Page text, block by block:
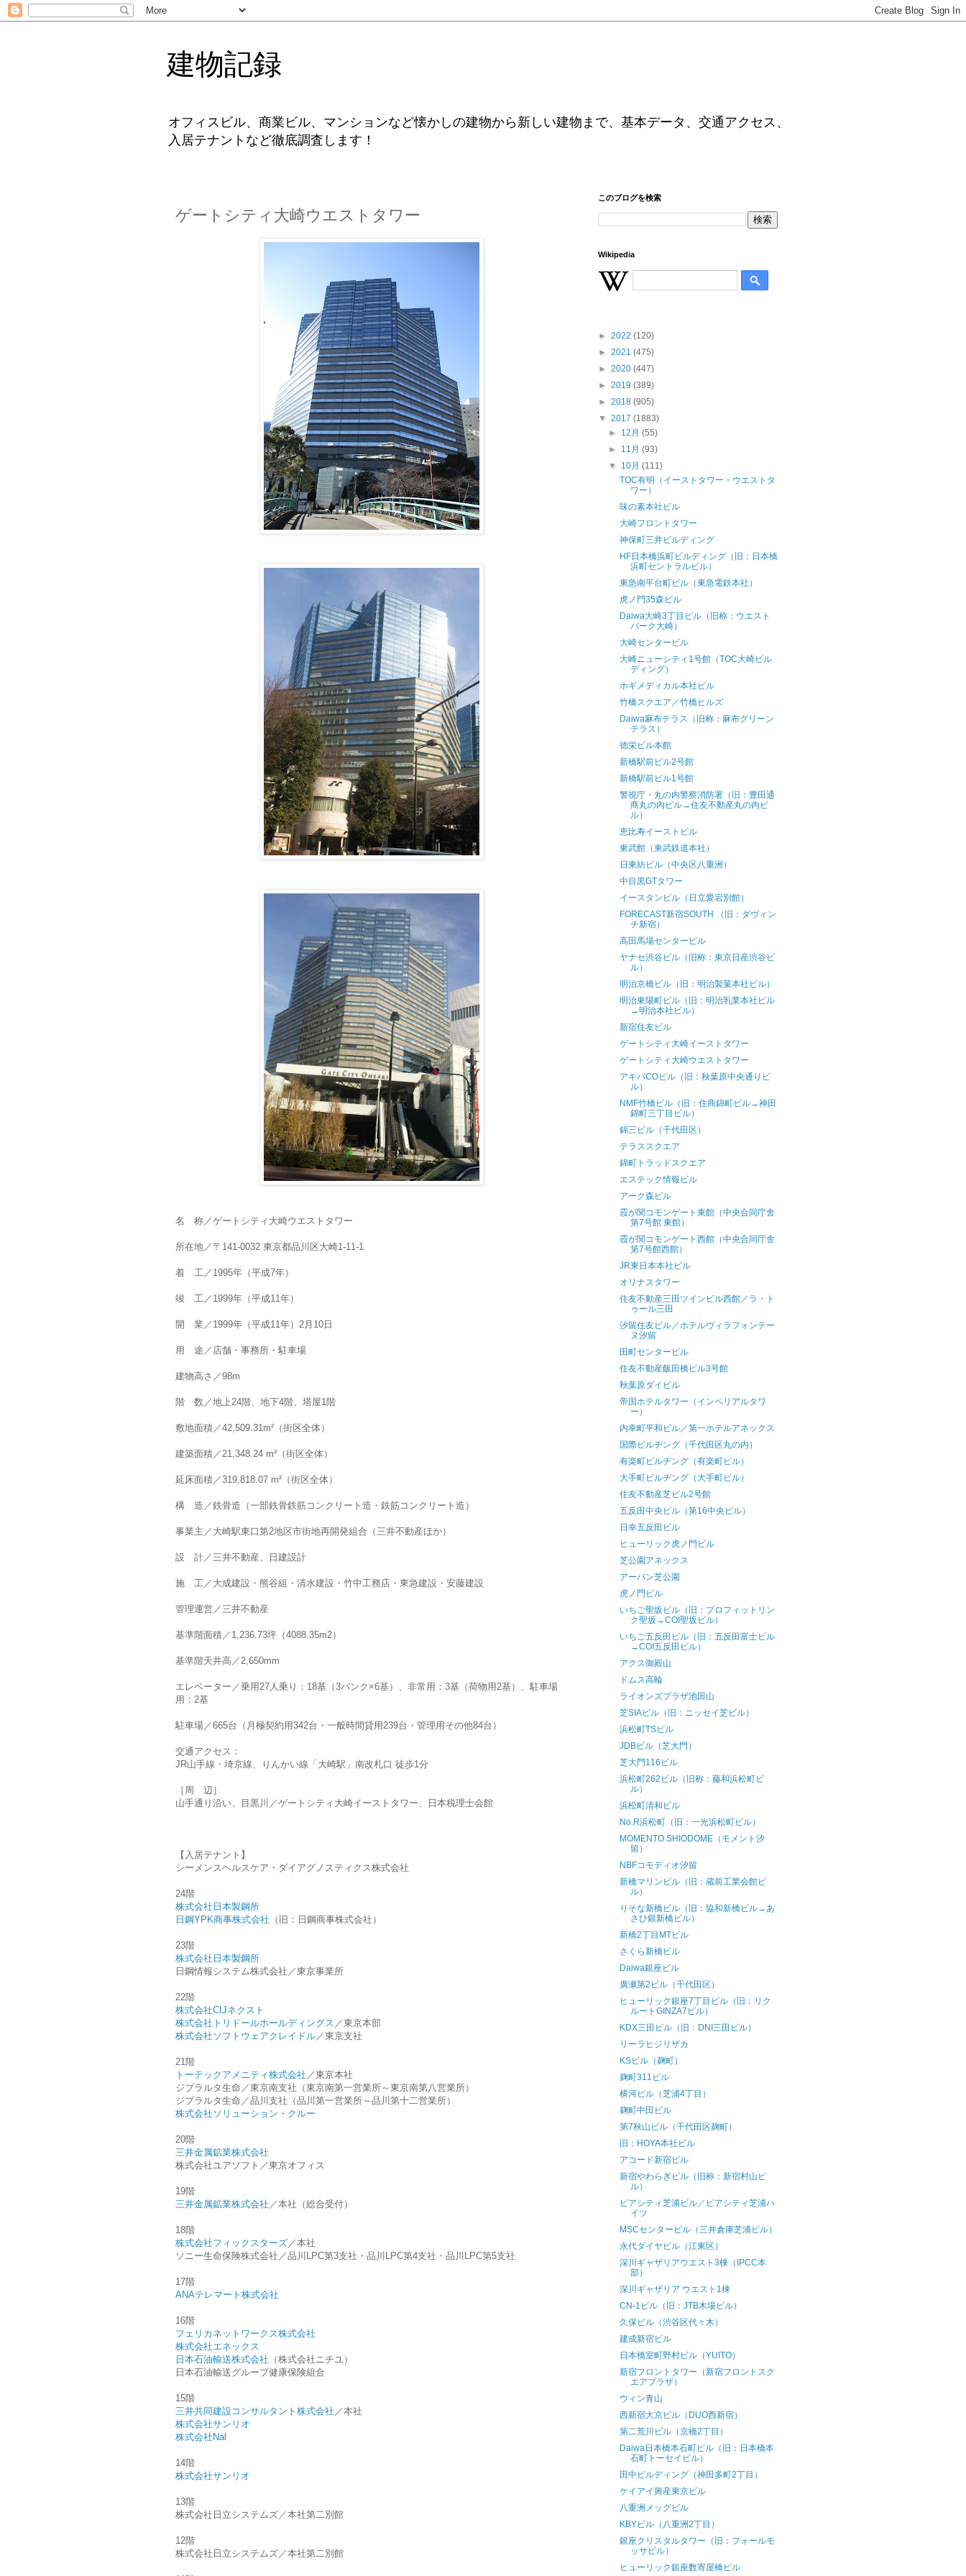
建物記録
オフィスビル、商業ビル、マンションなど懐かしの建物から新しい建物まで、基本データ、交通アクセス、
入居テナントなど徹底調査します！
ゲートシティ大崎ウエストタワー
名 称／ゲートシティ大崎ウエストタワー
所在地／〒141-0032 東京都品川区大崎1-11-1
着 工／1995年（平成7年）
竣 工／1999年（平成11年）
開 業／1999年（平成11年）2月10日
用 途／店舗・事務所・駐車場
建物高さ／98m
階 数／地上24階、地下4階、塔屋1階
敷地面積／42,509.31m²（街区全体）
建築面積／21,348.24 m²（街区全体）
延床面積／319,818.07 m²（街区全体）
構 造／鉄骨造（一部鉄骨鉄筋コンクリート造・鉄筋コンクリート造）
事業主／大崎駅東口第2地区市街地再開発組合（三井不動産ほか）
設 計／三井不動産、日建設計
施 工／大成建設・熊谷組・清水建設・竹中工務店・東急建設・安藤建設
管理運営／三井不動産
基準階面積／1,236.73坪（4088.35m2）
基準階天井高／2,650mm
エレベーター／乗用27人乗り：18基（3バンク×6基）、非常用：3基（荷物用2基）、駐車場
用：2基
駐車場／665台（月極契約用342台・一般時間貸用239台・管理用その他84台）
交通アクセス：
JR山手線・埼京線、りんかい線「大崎駅」南改札口 徒歩1分
［周 辺］
山手通り沿い、目黒川／ゲートシティ大崎イーストタワー、日本税理士会館
【入居テナント】
シーメンスヘルスケア・ダイアグノスティクス株式会社
24階
株式会社日本製鋼所
日鋼YPK商事株式会社 （旧：日鋼商事株式会社）
23階
株式会社日本製鋼所
日鋼情報システム株式会社／東京事業所
22階
株式会社CIJネクスト
株式会社トリドールホールディングス ／東京本部
株式会社ソフトウェアクレイドル ／東京支社
21階
トーテックアメニティ株式会社 ／東京本社
ジブラルタ生命／東京南支社（東京南第一営業所～東京南第八営業所）
ジブラルタ生命／品川支社（品川第一営業所～品川第十二営業所）
株式会社ソリューション・クルー
20階
三井金属鉱業株式会社
株式会社ユアソフト／東京オフィス
19階
三井金属鉱業株式会社 ／本社（総合受付）
18階
株式会社フィックスターズ ／本社
ソニー生命保険株式会社／品川LPC第3支社・品川LPC第4支社・品川LPC第5支社
17階
ANAテレマート株式会社
16階
フェリカネットワークス株式会社
株式会社エネックス
日本石油輸送株式会社 （株式会社ニチユ）
日本石油輸送グループ健康保険組合
15階
三井共同建設コンサルタント株式会社 ／本社
株式会社サンリオ
株式会社Nal
14階
株式会社サンリオ
13階
株式会社日立システムズ／本社第二別館
12階
株式会社日立システムズ／本社第二別館
このブログを検索
Wikipedia
► 2022 (120)
► 2021 (475)
► 2020 (447)
► 2019 (389)
► 2018 (905)
▼ 2017 (1883)
► 12月(55)
► 11月(93)
▼ 10月(111)
TOC有明（イーストタワー・ウエストタ
ワー）
味の素本社ビル
大崎フロントタワー
神保町三井ビルディング
HF日本橋浜町ビルディング（旧：日本橋
浜町セントラルビル）
東急南平台町ビル（東急電鉄本社）
虎ノ門35森ビル
Daiwa大崎3丁目ビル（旧称：ウエスト
パーク大崎）
大崎センタービル
大崎ニューシティ1号館（TOC大崎ビル
ディング）
ホギメディカル本社ビル
竹橋スクエア／竹橋ヒルズ
Daiwa麻布テラス（旧称：麻布グリーン
テラス）
徳栄ビル本館
新橋駅前ビル2号館
新橋駅前ビル1号館
警視庁・丸の内警察消防署（旧：豊田通
商丸の内ビル→住友不動産丸の内ビ
ル）
恵比寿イーストビル
東武館（東武鉄道本社）
日東紡ビル（中央区八重洲）
中目黒GTタワー
イースタンビル（日立愛宕別館）
FORECAST新宿SOUTH （旧：ダヴィン
チ新宿）
高田馬場センタービル
ヤナセ渋谷ビル（旧称：東京日産渋谷ビ
ル）
明治京橋ビル（旧：明治製菓本社ビル）
明治東陽町ビル（旧：明治乳業本社ビル
→明治本社ビル）
新宿住友ビル
ゲートシティ大崎イーストタワー
ゲートシティ大崎ウエストタワー
アキバCOビル（旧：秋葉原中央通りビ
ル）
NMF竹橋ビル（旧：住商錦町ビル→神田
錦町三丁目ビル）
錦三ビル（千代田区）
テラススクエア
錦町トラッドスクエア
エステック情報ビル
アーク森ビル
霞が関コモンゲート東館（中央合同庁舎
第7号館 東館）
霞が関コモンゲート西館（中央合同庁舎
第7号館西館）
JR東日本本社ビル
オリナスタワー
住友不動産三田ツインビル西館／ラ・ト
ゥール三田
汐留住友ビル／ホテルヴィラフォンテー
ヌ汐留
田町センタービル
住友不動産飯田橋ビル3号館
秋葉原ダイビル
帝国ホテルタワー（インペリアルタワ
ー）
内幸町平和ビル／第一ホテルアネックス
国際ビルヂング（千代田区丸の内）
有楽町ビルヂング（有楽町ビル）
大手町ビルヂング（大手町ビル）
住友不動産芝ビル2号館
五反田中央ビル（第16中央ビル）
日幸五反田ビル
ヒューリック虎ノ門ビル
芝公園アネックス
アーバン芝公園
虎ノ門ビル
いちご聖坂ビル（旧：プロフィットリン
ク聖坂→COI聖坂ビル）
いちご五反田ビル（旧：五反田富士ビル
→COI五反田ビル）
アクス御殿山
ドムス高輪
ライオンズプラザ池田山
芝SIAビル（旧：ニッセイ芝ビル）
浜松町TSビル
JDBビル（芝大門）
芝大門116ビル
浜松町262ビル（旧称：藤和浜松町ビ
ル）
浜松町清和ビル
No.R浜松町（旧：一光浜松町ビル）
MOMENTO SHIODOME（モメント汐
留）
NBFコモディオ汐留
新橋マリンビル（旧：蔵前工業会館ビ
ル）
りそな新橋ビル（旧：協和新橋ビル→あ
さひ銀新橋ビル）
新橋2丁目MTビル
さくら新橋ビル
Daiwa銀座ビル
廣瀬第2ビル（千代田区）
ヒューリック銀座7丁目ビル（旧：リク
ルートGINZA7ビル）
KDX三田ビル（旧：DNI三田ビル）
リーラヒジリザカ
KSビル（麹町）
麹町311ビル
横河ビル（芝浦4丁目）
麹町中田ビル
第7秋山ビル（千代田区麹町）
旧：HOYA本社ビル
アコード新宿ビル
新宿やわらぎビル（旧称：新宿村山ビ
ル）
ピアシティ芝浦ビル／ピアシティ芝浦ハ
イツ
MSCセンタービル（三井倉庫芝浦ビル）
永代ダイヤビル（江東区）
深川ギャザリアウエスト3棟（IPCC本
部）
深川ギャザリア ウエスト1棟
CN-1ビル（旧：JTB木場ビル）
久保ビル（渋谷区代々木）
建成新宿ビル
日本橋室町野村ビル（YUITO）
新宿フロントタワー（新宿フロントスク
エアプラザ）
ウィン青山
西新宿大京ビル（DUO西新宿）
第二荒川ビル（京橋2丁目）
Daiwa日本橋本石町ビル（旧：日本橋本
石町トーセイビル）
田中ビルディング（神田多町2丁目）
ケイアイ興産東京ビル
八重洲メッグビル
KBYビル（八重洲2丁目）
銀座クリスタルタワー（旧：フォールモ
ッサビル）
ヒューリック銀座数寄屋橋ビル